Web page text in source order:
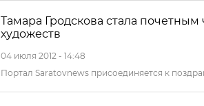
Тамара Гродскова стала
художеств
04 июля 2012 - 14:48
Портал Saratovnews присоединяется к